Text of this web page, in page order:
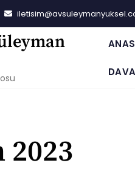
2023